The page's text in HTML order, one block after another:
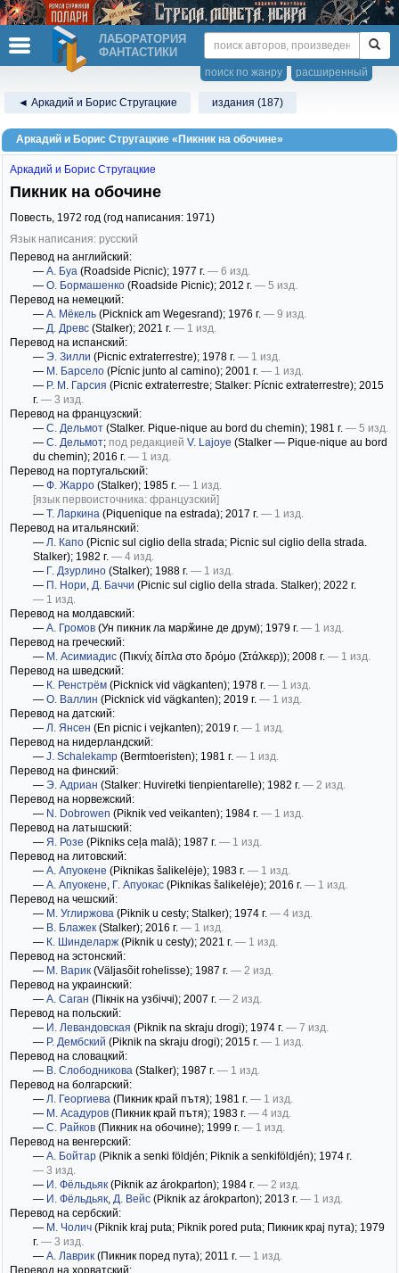
ЛАБОРАТОРИЯ
ФАНТАСТИКИ
расширенный
поиск по жанру
◄ Аркадий и Борис Стругацкие издания (187)
Аркадий и Борис Стругацкие «Пикник на обочине»
Аркадий и Борис Стругацкие
Пикник на обочине
Повесть, 1972 год (год написания: 1971)
Язык написания: русский
Перевод на английский:
— А. Буа (Roadside Picnic); 1977 г. — 6 изд.
— О. Бормашенко (Roadside Picnic); 2012 г. — 5 изд.
Перевод на немецкий:
— А. Мёкель (Picknick am Wegesrand); 1976 г. — 9 изд.
— Д. Древс (Stalker); 2021 г. — 1 изд.
Перевод на испанский:
— Э. Зилли (Picnic extraterrestre); 1978 г. — 1 изд.
— М. Барсело (Pícnic junto al camino); 2001 г. — 1 изд.
— Р. М. Гарсия (Picnic extraterrestre; Stalker: Pícnic extraterrestre); 2015
г. — 3 изд.
Перевод на французский:
— С. Дельмот (Stalker. Pique-nique au bord du chemin); 1981 г. — 5 изд.
— С. Дельмот; под редакцией V. Lajoye (Stalker — Pique-nique au bord
du chemin); 2016 г. — 1 изд.
Перевод на португальский:
— Ф. Жарро (Stalker); 1985 г. — 1 изд.
[язык первоисточника: французский]
— Т. Ларкина (Piquenique na estrada); 2017 г. — 1 изд.
Перевод на итальянский:
— Л. Капо (Picnic sul ciglio della strada; Picnic sul ciglio della strada.
Stalker); 1982 г. — 4 изд.
— Г. Дзурлино (Stalker); 1988 г. — 1 изд.
— П. Нори, Д. Баччи (Picnic sul ciglio della strada. Stalker); 2022 г.
— 1 изд.
Перевод на молдавский:
— А. Громов (Ун пикник ла марӂине де друм); 1979 г. — 1 изд.
Перевод на греческий:
— М. Асимиадис (Πικνίχ δίπλα στο δρόμο (Στάλκερ)); 2008 г. — 1 изд.
Перевод на шведский:
— К. Ренстрём (Picknick vid vägkanten); 1978 г. — 1 изд.
— О. Валлин (Picknick vid vägkanten); 2019 г. — 1 изд.
Перевод на датский:
— Л. Янсен (En picnic i vejkanten); 2019 г. — 1 изд.
Перевод на нидерландский:
— J. Schalekamp (Bermtoeristen); 1981 г. — 1 изд.
Перевод на финский:
— Э. Адриан (Stalker: Huviretki tienpientarelle); 1982 г. — 2 изд.
Перевод на норвежский:
— N. Dobrowen (Piknik ved veikanten); 1984 г. — 1 изд.
Перевод на латышский:
— Я. Розе (Pikniks ceļa malā); 1987 г. — 1 изд.
Перевод на литовский:
— А. Апуокене (Piknikas šalikelėje); 1983 г. — 1 изд.
— А. Апуокене, Г. ​​Апуокас (Piknikas šalikelėje); 2016 г. — 1 изд.
Перевод на чешский:
— М. Углиржова (Piknik u cesty; Stalker); 1974 г. — 4 изд.
— В. Блажек (Stalker); 2016 г. — 1 изд.
— К. Шинделарж (Piknik u cesty); 2021 г. — 1 изд.
Перевод на эстонский:
— М. Варик (Väljasõit rohelisse); 1987 г. — 2 изд.
Перевод на украинский:
— А. Саган (Пікнік на узбіччі); 2007 г. — 2 изд.
Перевод на польский:
— И. Левандовская (Piknik na skraju drogi); 1974 г. — 7 изд.
— Р. Дембский (Piknik na skraju drogi); 2015 г. — 1 изд.
Перевод на словацкий:
— В. Слободникова (Stalker); 1987 г. — 1 изд.
Перевод на болгарский:
— Л. Георгиева (Пикник край пътя); 1981 г. — 1 изд.
— М. Асадуров (Пикник край пътя); 1983 г. — 4 изд.
— С. Райков (Пикник на обочине); 1999 г. — 1 изд.
Перевод на венгерский:
— А. Бойтар (Piknik a senki földjén; Piknik a senkiföldjén); 1974 г.
— 3 изд.
— И. Фёльдьяк (Piknik az árokparton); 1984 г. — 2 изд.
— И. Фёльдьяк, Д. Вейс (Piknik az árokparton); 2013 г. — 1 изд.
Перевод на сербский:
— М. Чолич (Piknik kraj puta; Piknik pored puta; Пикник краj пута); 1979
г. — 3 изд.
— А. Лаврик (Пикник поред пута); 2011 г. — 1 изд.
Перевод на хорватский: